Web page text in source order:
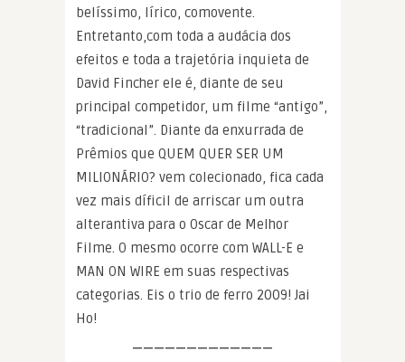
belíssimo, lírico, comovente.
Entretanto,com toda a audácia dos
efeitos e toda a trajetória inquieta de
David Fincher ele é, diante de seu
principal competidor, um filme “antigo”,
“tradicional”. Diante da enxurrada de
Prêmios que QUEM QUER SER UM
MILIONÁRIO? vem colecionado, fica cada
vez mais díficil de arriscar um outra
alterantiva para o Oscar de Melhor
Filme. O mesmo ocorre com WALL-E e
MAN ON WIRE em suas respectivas
categorias. Eis o trio de ferro 2009! Jai
Ho!
—————————————